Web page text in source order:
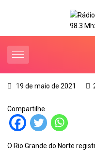
19 de maio de 2021
Compartilhe
O Rio Grande do Norte